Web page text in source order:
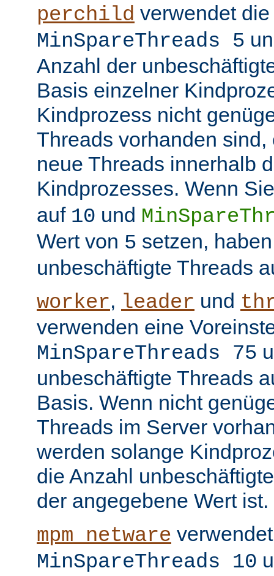
perchild verwendet
MinSpareThreads 5
Anzahl der
Basis einzelner
Kindprozess nicht
Threads vorhanden
neue Threads innerhalb
Kindprozesses. Wenn
auf 10 und
Wert von 5 setzen,
unbeschäftigte Threads
worker, leader und
verwenden eine
MinSpareThreads 75
unbeschäftigte Threads
Basis. Wenn nicht
Threads im Server
werden solange
die Anzahl
der angegebene Wert ist.
mpm_netware
MinSpareThreads 10